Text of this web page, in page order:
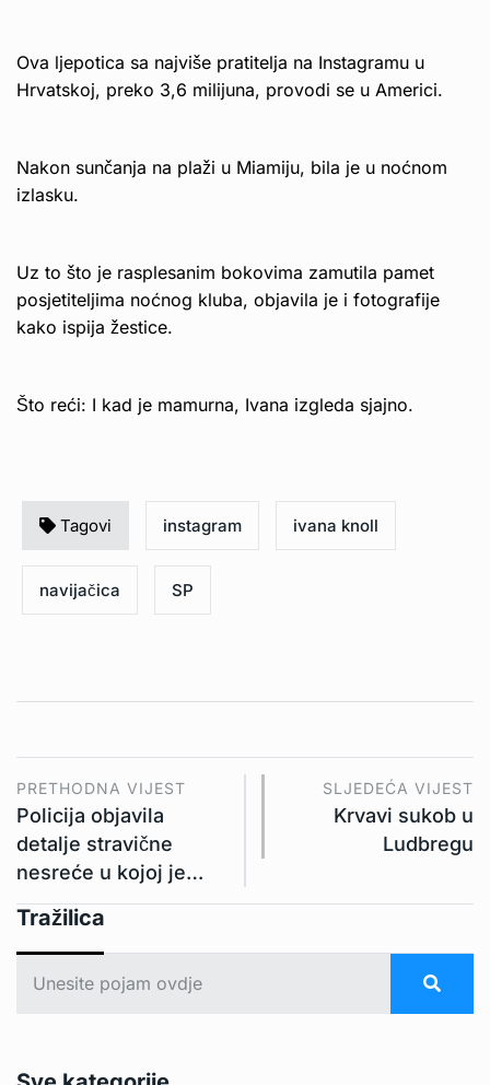
Ova ljepotica sa najviše pratitelja na Instagramu u
Hrvatskoj, preko 3,6 milijuna, provodi se u Americi.
Nakon sunčanja na plaži u Miamiju, bila je u noćnom
izlasku.
Uz to što je rasplesanim bokovima zamutila pamet
posjetiteljima noćnog kluba, objavila je i fotografije
kako ispija žestice.
Što reći: I kad je mamurna, Ivana izgleda sjajno.
Tagovi instagram ivana knoll
navijačica SP
PRETHODNA VIJEST
Policija objavila
detalje stravične
nesreće u kojoj je…
SLJEDEĆA VIJEST
Krvavi sukob u
Ludbregu
Tražilica